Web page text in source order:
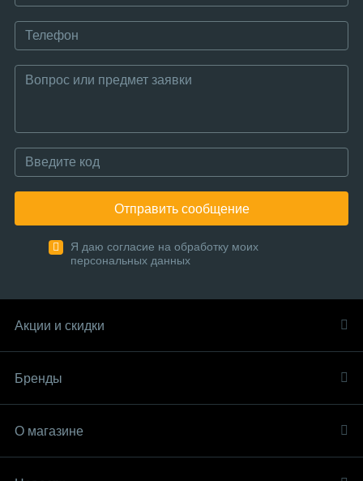
Отправить сообщение
Я даю согласие на обработку моих
персональных данных
Акции и скидки
Бренды
О магазине